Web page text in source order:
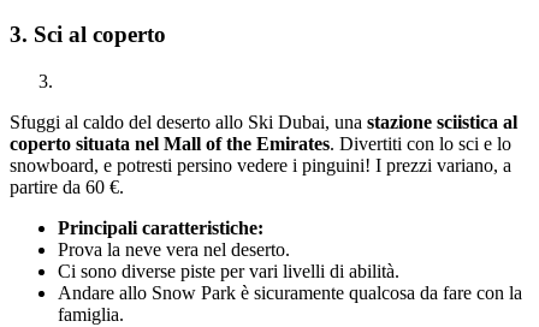
3. Sci al coperto
Sfuggi al caldo del deserto allo Ski Dubai, una stazione sciistica al
coperto situata nel Mall of the Emirates. Divertiti con lo sci e lo
snowboard, e potresti persino vedere i pinguini! I prezzi variano, a
partire da 60 €.
Principali caratteristiche:
Prova la neve vera nel deserto.
Ci sono diverse piste per vari livelli di abilità.
Andare allo Snow Park è sicuramente qualcosa da fare con la
famiglia.